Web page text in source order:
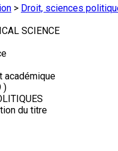
> Droit, sciences
SCIENCE
académique
)
du titre